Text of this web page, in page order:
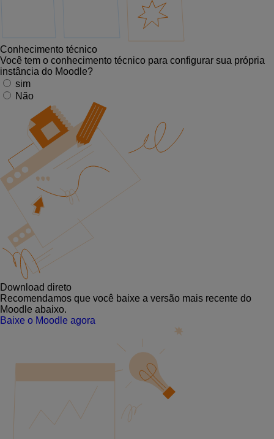
Conhecimento técnico
Você tem o conhecimento técnico para configurar sua própria
instância do Moodle?
sim
Não
Download direto
Recomendamos que você baixe a versão mais recente do
Moodle abaixo.
Baixe o Moodle agora